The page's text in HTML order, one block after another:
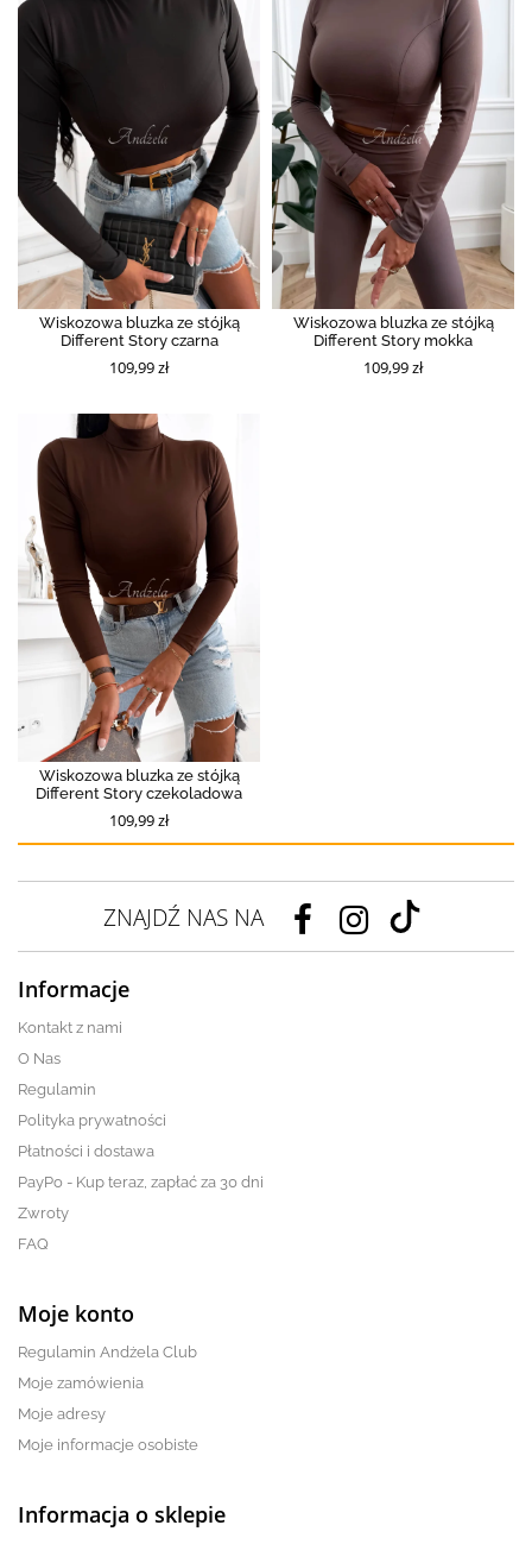
Wiskozowa bluzka ze stójką
Different Story czarna
109,99 zł
Wiskozowa bluzka ze stójką
Different Story mokka
109,99 zł
Wiskozowa bluzka ze stójką
Different Story czekoladowa
109,99 zł
ZNAJDŹ NAS NA
Informacje
Kontakt z nami
O Nas
Regulamin
Polityka prywatności
Płatności i dostawa
PayPo - Kup teraz, zapłać za 30 dni
Zwroty
FAQ
Moje konto
Regulamin Andżela Club
Moje zamówienia
Moje adresy
Moje informacje osobiste
Informacja o sklepie